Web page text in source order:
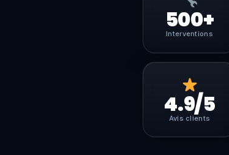
500+
Interventions
4.9/5
Avis clients